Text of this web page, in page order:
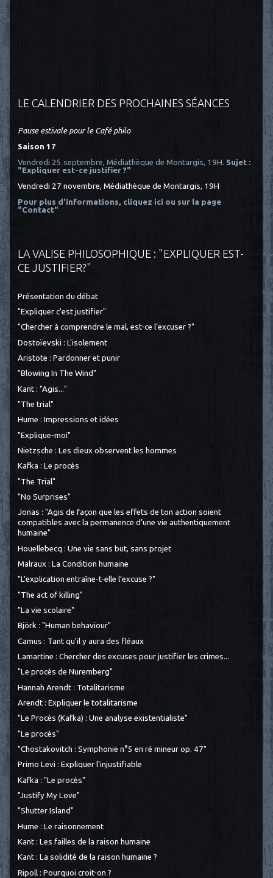
LE CALENDRIER DES PROCHAINES SÉANCES
Pause estivale pour le Café philo
Saison 17
Vendredi 25 septembre, Médiathèque de Montargis, 19H. Sujet :
"Expliquer est-ce justifier ?"
Vendredi 27 novembre, Médiathèque de Montargis, 19H
Pour plus d'informations, cliquez ici ou sur la page
"Contact"
LA VALISE PHILOSOPHIQUE : "EXPLIQUER EST-
CE JUSTIFIER?"
Présentation du débat
"Expliquer c'est justifier"
"Chercher à comprendre le mal, est-ce l’excuser ?"
Dostoïevski : L'isolement
Aristote : Pardonner et punir
"Blowing In The Wind"
Kant : "Agis..."
"The trial"
Hume : Impressions et idées
"Explique-moi"
Nietzsche : Les dieux observent les hommes
Kafka : Le procès
"The Trial"
"No Surprises"
Jonas : "Agis de façon que les effets de ton action soient
compatibles avec la permanence d’une vie authentiquement
humaine"
Houellebecq : Une vie sans but, sans projet
Malraux : La Condition humaine
"L’explication entraîne-t-elle l’excuse ?"
"The act of killing"
"La vie scolaire"
Björk : "Human behaviour"
Camus : Tant qu'il y aura des fléaux
Lamartine : Chercher des excuses pour justifier les crimes...
"Le procès de Nuremberg"
Hannah Arendt : Totalitarisme
Arendt : Expliquer le totalitarisme
"Le Procès (Kafka) : Une analyse existentialiste"
"Le procès"
"Chostakovitch : Symphonie n°5 en ré mineur op. 47"
Primo Levi : Expliquer l'injustifiable
Kafka : "Le procès"
"Justify My Love"
"Shutter Island"
Hume : Le raisonnement
Kant : Les failles de la raison humaine
Kant : La solidité de la raison humaine ?
Ripoll : Pourquoi croit-on ?